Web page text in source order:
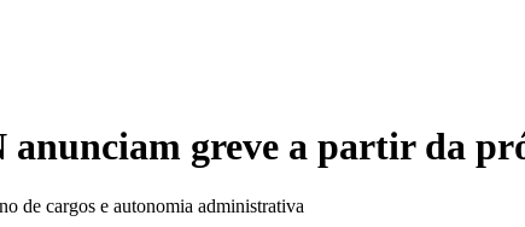
greve a partir da
de cargos e autonomia administrativa